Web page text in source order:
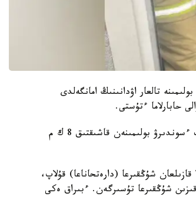
بولىمىنە تالعار اۋدانىنىڭ امانگەلدى
حابارلاما ءتۇستى.
وقيعا ورنىنا الماتى وبلىسى ت ج د قىزمەتكەرلەرى دەرەۋ اتتاندى. ءورت ءسوندىرۋ بولىمىنەن قاشىقتىق 8 ك م
2020 -جىلى تۋعان بالا قازىلعان شۇڭقىرعا (دارەتحاناعا) قۇلاپ،
كومەگىمەن 2013 -جىلى تۋعان قىزىن شۇڭقىرعا تۇسىرگەن. ءبىراق ەكى